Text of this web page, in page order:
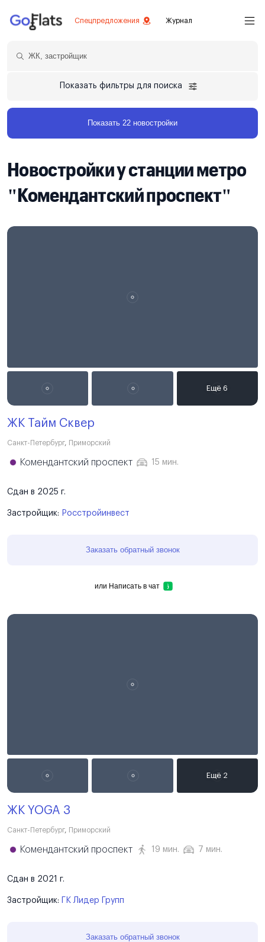
Спецпредложения Журнал
Показать фильтры для поиска
Показать 22 новостройки
Новостройки у станции метро
"Комендантский проспект"
ЖК Тайм Сквер
Санкт-Петербург, Приморский
Комендантский проспект 15 мин.
Сдан в 2025 г.
Застройщик: Росстройинвест
Заказать обратный звонок
или Написать в чат
ЖК YOGA 3
Санкт-Петербург, Приморский
Комендантский проспект 19 мин. 7 мин.
Сдан в 2021 г.
Застройщик: ГК Лидер Групп
Заказать обратный звонок